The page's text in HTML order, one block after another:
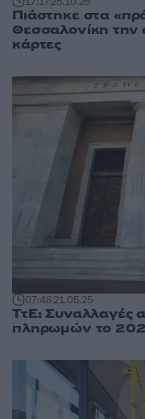
Πιάστηκε στα
Θεσσαλονίκη την
κάρτες
07:4821.05.25
ΤτΕ: Συναλλαγές
πληρωμών το